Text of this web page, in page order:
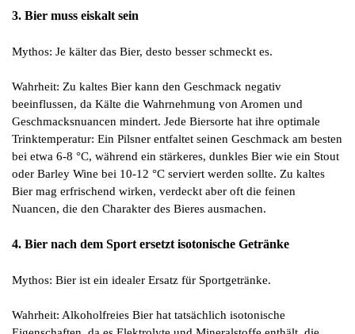
3. Bier muss eiskalt sein
Mythos: Je kälter das Bier, desto besser schmeckt es.
Wahrheit: Zu kaltes Bier kann den Geschmack negativ
beeinflussen, da Kälte die Wahrnehmung von Aromen und
Geschmacksnuancen mindert. Jede Biersorte hat ihre optimale
Trinktemperatur: Ein Pilsner entfaltet seinen Geschmack am besten
bei etwa 6-8 °C, während ein stärkeres, dunkles Bier wie ein Stout
oder Barley Wine bei 10-12 °C serviert werden sollte. Zu kaltes
Bier mag erfrischend wirken, verdeckt aber oft die feinen
Nuancen, die den Charakter des Bieres ausmachen.
4. Bier nach dem Sport ersetzt isotonische Getränke
Mythos: Bier ist ein idealer Ersatz für Sportgetränke.
Wahrheit: Alkoholfreies Bier hat tatsächlich isotonische